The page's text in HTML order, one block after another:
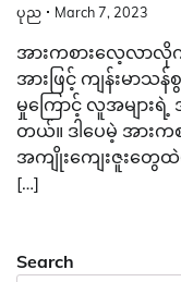
ပုည March 7, 2023
အားကစားလေ့လာလို
အားဖြင့် ကျန်းမာ
မှုကြောင့် လူအများ
တယ်။ ဒါပေမဲ့ အားက
အကျိုးကျေးဇူးတွ
[…]
Search